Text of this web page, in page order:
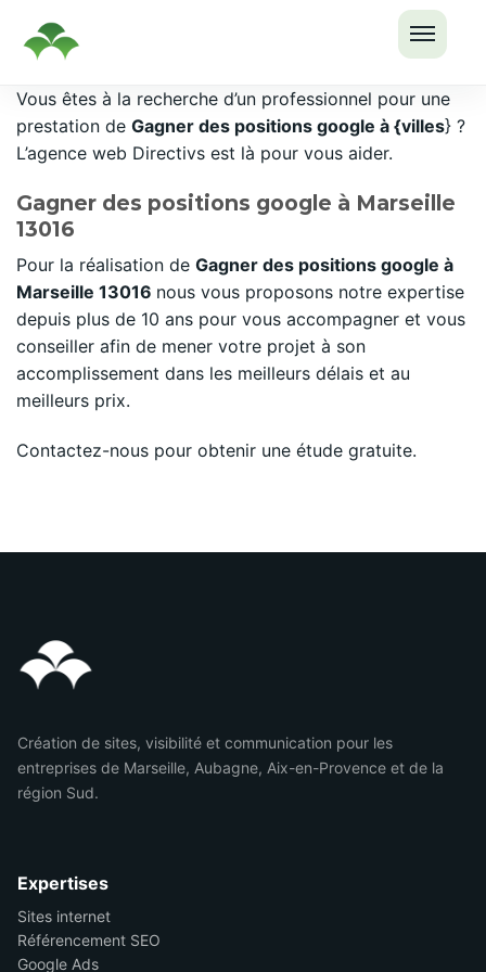
LE
Passer
au
contenu
Vous êtes à la recherche d’un professionnel pour une
prestation de Gagner des positions google à {villes} ?
L’agence web Directivs est là pour vous aider.
Gagner des positions google à Marseille
13016
Pour la réalisation de Gagner des positions google à
Marseille 13016 nous vous proposons notre expertise
depuis plus de 10 ans pour vous accompagner et vous
conseiller afin de mener votre projet à son
accomplissement dans les meilleurs délais et au
meilleurs prix.
Contactez-nous pour obtenir une étude gratuite.
Création de sites, visibilité et communication pour les
entreprises de Marseille, Aubagne, Aix-en-Provence et de la
région Sud.
Expertises
Sites internet
Référencement SEO
Google Ads